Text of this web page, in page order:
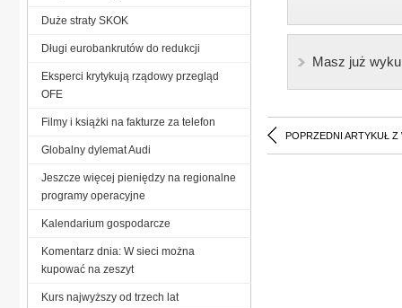
Masz już
POPRZEDNI ARTYKUŁ Z
Duże straty SKOK
Długi eurobankrutów do redukcji
Eksperci krytykują rządowy przegląd
OFE
Filmy i książki na fakturze za telefon
Globalny dylemat Audi
Jeszcze więcej pieniędzy na regionalne
programy operacyjne
Kalendarium gospodarcze
Komentarz dnia: W sieci można
kupować na zeszyt
Kurs najwyższy od trzech lat